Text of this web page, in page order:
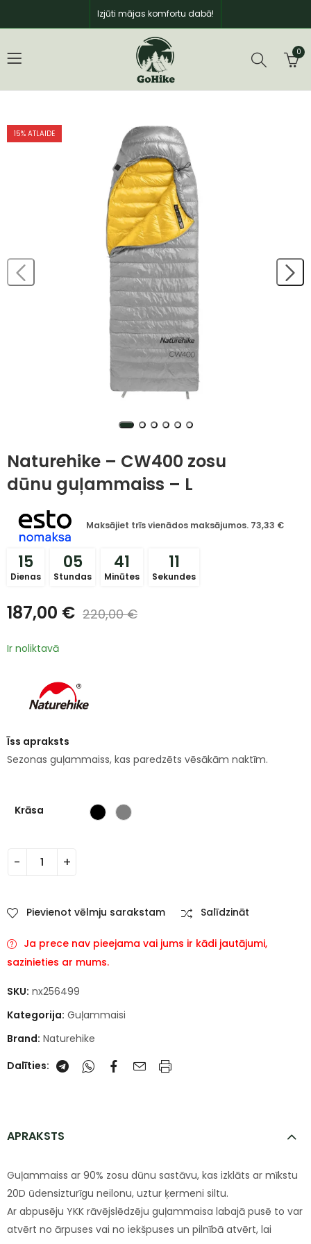
Izjūti mājas komfortu dabā!
0
15% ATLAIDE
Naturehike – CW400 zosu
dūnu guļammaiss – L
Maksājiet trīs vienādos maksājumos. 73,33 €
15
Dienas
05
Stundas
41
Minūtes
11
Sekundes
187,00 € 220,00€
Ir noliktavā
Īss apraksts
Sezonas guļammaiss, kas paredzēts vēsākām naktīm.
Krāsa
Pievienot vēlmju sarakstam Salīdzināt
Ja prece nav pieejama vai jums ir kādi jautājumi,
sazinieties ar mums.
SKU: nx256499
Kategorija: Guļammaisi
Brand: Naturehike
Dalīties:
APRAKSTS
Guļammaiss ar 90% zosu dūnu sastāvu, kas izklāts ar mīkstu
20D ūdensizturīgu neilonu, uztur ķermeni siltu.
Ar abpusēju YKK rāvējslēdzēju guļammaisa labajā pusē to var
atvērt no ārpuses vai no iekšpuses un pilnībā atvērt, lai